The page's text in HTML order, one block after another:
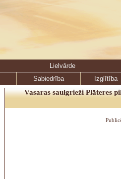
Lielvārde
Sabiedrība
Izglītība
Vasaras saulgrieži Plāteres